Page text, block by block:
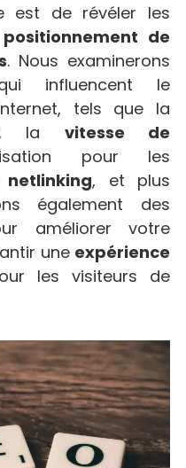
est de révéler les
positionnement de
. Nous examinerons
influencent le
tels que la
la vitesse de
pour les
netlinking, et plus
également des
améliorer votre
une expérience
les visiteurs de